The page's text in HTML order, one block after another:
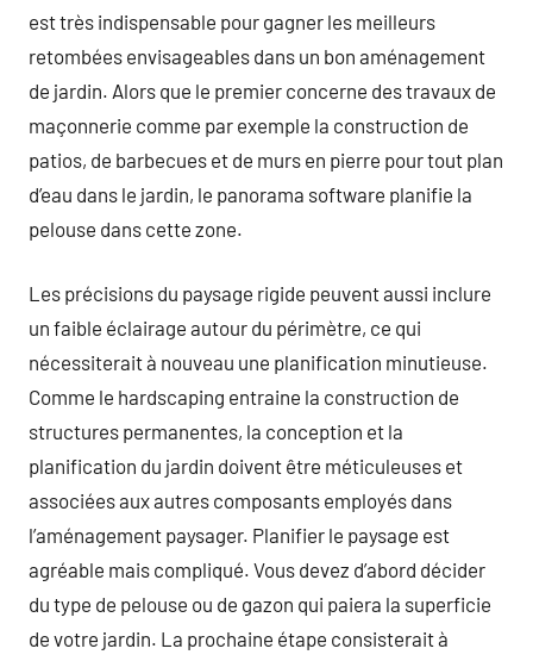
est très indispensable pour gagner les meilleurs
retombées envisageables dans un bon aménagement
de jardin. Alors que le premier concerne des travaux de
maçonnerie comme par exemple la construction de
patios, de barbecues et de murs en pierre pour tout plan
d’eau dans le jardin, le panorama software planifie la
pelouse dans cette zone.
Les précisions du paysage rigide peuvent aussi inclure
un faible éclairage autour du périmètre, ce qui
nécessiterait à nouveau une planification minutieuse.
Comme le hardscaping entraine la construction de
structures permanentes, la conception et la
planification du jardin doivent être méticuleuses et
associées aux autres composants employés dans
l’aménagement paysager. Planifier le paysage est
agréable mais compliqué. Vous devez d’abord décider
du type de pelouse ou de gazon qui paiera la superficie
de votre jardin. La prochaine étape consisterait à